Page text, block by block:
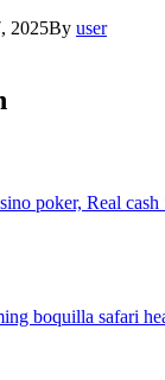
2025By user
poker, Real
boquilla safari